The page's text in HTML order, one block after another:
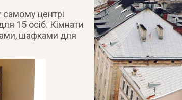
центрі
15 осіб. Кімнати
шафками для